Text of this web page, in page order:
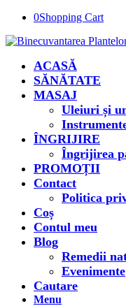
0Shopping Cart
ACASĂ
SĂNĂTATE
MASAJ
Uleiuri și
ÎNGRIJIRE
Îngrijirea
PROMOȚII
Contact
Politica
Coș
Contul meu
Blog
Remedii
Evenimente
Cautare
Menu